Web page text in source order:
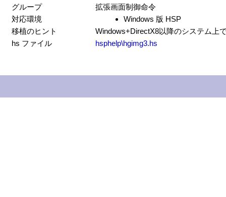
グループ
拡張画面制御命令
対応環境
Windows 版 HSP
移植のヒント
Windows+DirectX8以降のシステム上
hs ファイル
hsphelp\hgimg3.hs